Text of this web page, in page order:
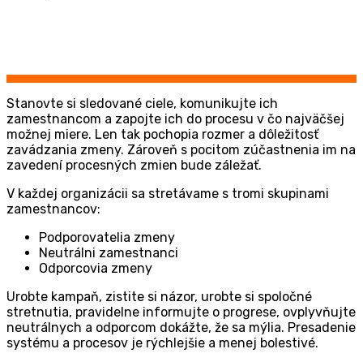
Stanovte si sledované ciele, komunikujte ich
zamestnancom a zapojte ich do procesu v čo najväčšej
možnej miere. Len tak pochopia rozmer a dôležitosť
zavádzania zmeny. Zároveň s pocitom zúčastnenia im na
zavedení procesných zmien bude záležať.
V každej organizácii sa stretávame s tromi skupinami
zamestnancov:
Podporovatelia zmeny
Neutrálni zamestnanci
Odporcovia zmeny
Urobte kampaň, zistite si názor, urobte si spoločné
stretnutia, pravidelne informujte o progrese, ovplyvňujte
neutrálnych a odporcom dokážte, že sa mýlia. Presadenie
systému a procesov je rýchlejšie a menej bolestivé.